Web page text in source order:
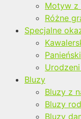
Motyw z
Różne
Specjalne
Panieński
Bluzy
Bluzy z
Bluzy
Bluzy